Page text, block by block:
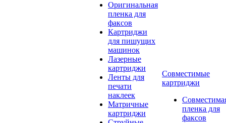
Оригинальная
пленка для
факсов
Картриджи
для пишущих
машинок
Лазерные
картриджи
Ленты для
печати
наклеек
Матричные
картриджи
Совместимые
картриджи
пленка для
факсов